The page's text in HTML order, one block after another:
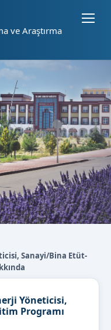
ve Araştırma
Sanayi/Bina Etüt-
Yöneticisi,
Programı